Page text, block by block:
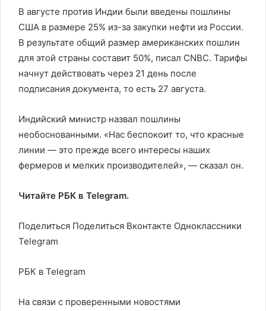
В августе против Индии были введены пошлины
США в размере 25% из-за закупки нефти из России.
В результате общий размер американских пошлин
для этой страны составит 50%, писал CNBC. Тарифы
начнут действовать через 21 день после
подписания документа, то есть 27 августа.
Индийский министр назвал пошлины
необоснованными. «Нас беспокоит то, что красные
линии — это прежде всего интересы наших
фермеров и мелких производителей», — сказал он.
Читайте РБК в Telegram.
Поделиться Поделиться Вконтакте Одноклассники
Telegram
РБК в Telegram
На связи с проверенными новостями